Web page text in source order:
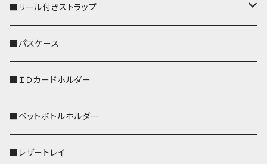
■リール付きストラップ
リールのみ
ストラップ付
■パスケース
■ＩＤカードホルダー
■ペットボトルホルダー
■レザートレイ